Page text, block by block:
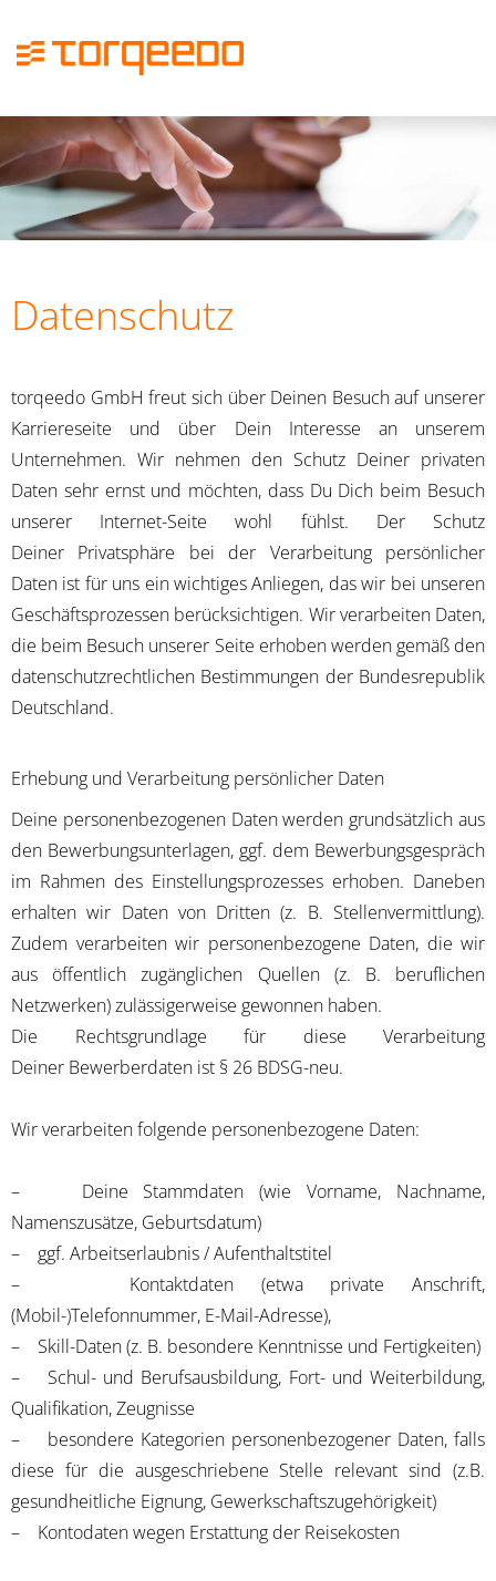
Deutsch Englisch
Stellenangebote
Bewerbungsprozess
FAQ
Datenschutz
torqeedo GmbH freut sich über Deinen Besuch auf unserer
Karriereseite und über Dein Interesse an unserem
Unternehmen. Wir nehmen den Schutz Deiner privaten
Daten sehr ernst und möchten, dass Du Dich beim Besuch
unserer Internet-Seite wohl fühlst. Der Schutz
Deiner Privatsphäre bei der Verarbeitung persönlicher
Daten ist für uns ein wichtiges Anliegen, das wir bei unseren
Geschäftsprozessen berücksichtigen. Wir verarbeiten Daten,
die beim Besuch unserer Seite erhoben werden gemäß den
datenschutzrechtlichen Bestimmungen der Bundesrepublik
Deutschland.
Erhebung und Verarbeitung persönlicher Daten
Deine personenbezogenen Daten werden grundsätzlich aus
den Bewerbungsunterlagen, ggf. dem Bewerbungsgespräch
im Rahmen des Einstellungsprozesses erhoben. Daneben
erhalten wir Daten von Dritten (z. B. Stellenvermittlung).
Zudem verarbeiten wir personenbezogene Daten, die wir
aus öffentlich zugänglichen Quellen (z. B. beruflichen
Netzwerken) zulässigerweise gewonnen haben.
Die Rechtsgrundlage für diese Verarbeitung
Deiner Bewerberdaten ist § 26 BDSG-neu.
Wir verarbeiten folgende personenbezogene Daten:
– Deine Stammdaten (wie Vorname, Nachname,
Namenszusätze, Geburtsdatum)
– ggf. Arbeitserlaubnis / Aufenthaltstitel
– Kontaktdaten (etwa private Anschrift,
(Mobil-)Telefonnummer, E-Mail-Adresse),
– Skill-Daten (z. B. besondere Kenntnisse und Fertigkeiten)
– Schul- und Berufsausbildung, Fort- und Weiterbildung,
Qualifikation, Zeugnisse
– besondere Kategorien personenbezogener Daten, falls
diese für die ausgeschriebene Stelle relevant sind (z.B.
gesundheitliche Eignung, Gewerkschaftszugehörigkeit)
– Kontodaten wegen Erstattung der Reisekosten